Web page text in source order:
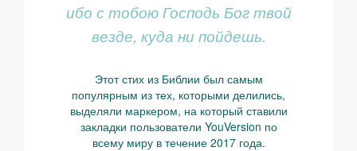
ибо с тобою Господь Бог твой
везде, куда ни пойдешь.
Этот стих из Библии был самым
популярным из тех, которыми делились,
выделяли маркером, на который ставили
закладки пользователи YouVersion по
всему миру в течение 2017 года.